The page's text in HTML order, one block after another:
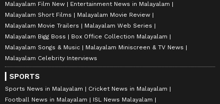
Malayalam Film New
Entertainment News in Malayalam
Malayalam Short Films
Malayalam Movie Review
Malayalam Movie Trailers
Malayalam Web Series
Malayalam Bigg Boss
Box Office Collection Malayalam
Malayalam Songs & Music
Malayalam Miniscreen & TV News
Malayalam Celebrity Interviews
SPORTS
Sports News in Malayalam
Cricket News in Malayalam
Football News in Malayalam
ISL News Malayalam